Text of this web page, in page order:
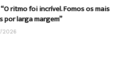
ritmo foi incrível. Fomos os mais
por larga margem”
2026